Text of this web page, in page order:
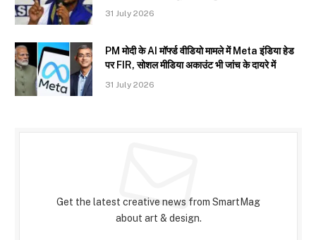
31 July 2026
PM मोदी के AI मॉर्फ्ड वीडियो मामले में Meta इंडिया हेड
पर FIR, सोशल मीडिया अकाउंट भी जांच के दायरे में
31 July 2026
Get the latest creative news from SmartMag
about art & design.